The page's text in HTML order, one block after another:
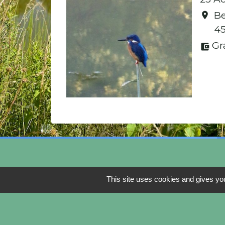
location_on
account_balance_wallet
This site uses cookies and gives